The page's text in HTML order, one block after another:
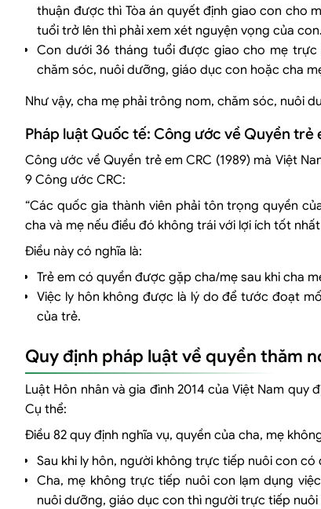
thuận được thì Tòa án quyết định giao con cho
tuổi trở lên thì phải xem xét nguyện vọng của con.
Con dưới 36 tháng tuổi được giao cho mẹ
chăm sóc, nuôi dưỡng, giáo dục con hoặc cha
Như vậy, cha mẹ phải trông nom, chăm sóc, nuôi
Pháp luật Quốc tế: Công ước về Quyền trẻ
Công ước về Quyền trẻ em CRC (1989) mà Việt
9 Công ước CRC:
“Các quốc gia thành viên phải tôn trọng quyền
cha và mẹ nếu điều đó không trái với lợi ích tốt
Điều này có nghĩa là:
Trẻ em có quyền được gặp cha/mẹ sau khi cha
Việc ly hôn không được là lý do để tước đoạt
của trẻ.
Quy định pháp luật về quyền thăm
Luật Hôn nhân và gia đình 2014 của Việt Nam
Cụ thể:
Điều 82 quy định nghĩa vụ, quyền của cha, mẹ
Sau khi ly hôn, người không trực tiếp nuôi con
Cha, mẹ không trực tiếp nuôi con lạm dụng
nuôi dưỡng, giáo dục con thì người trực tiếp